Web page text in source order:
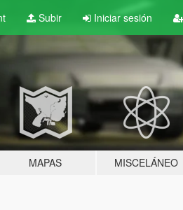
Subir Iniciar sesión
MAPAS MISCELÁNEO